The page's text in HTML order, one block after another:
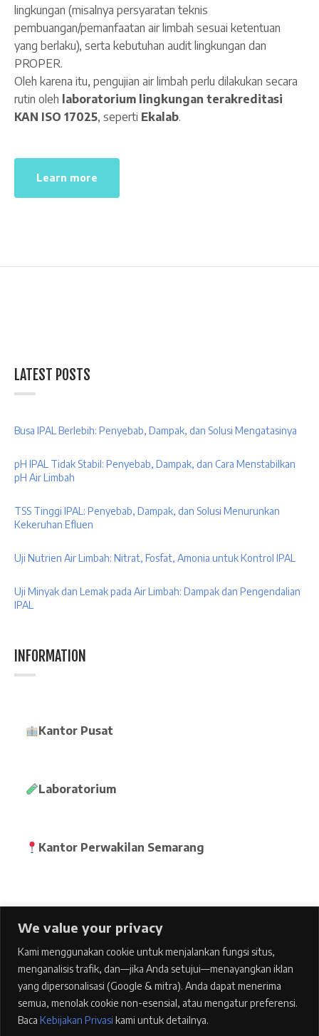
We value your privacy
Kami menggunakan cookie untuk menjalankan fungsi situs,
menganalisis trafik, dan—jika Anda setujui—menayangkan iklan
yang dipersonalisasi (Google & mitra). Anda dapat menerima
semua, menolak cookie non-esensial, atau mengatur preferensi.
Baca Kebijakan Privasi kami untuk detailnya.
lingkungan (misalnya persyaratan teknis
pembuangan/pemanfaatan air limbah sesuai ketentuan
yang berlaku), serta kebutuhan audit lingkungan dan
PROPER.
Oleh karena itu, pengujian air limbah perlu dilakukan secara
rutin oleh laboratorium lingkungan terakreditasi
KAN ISO 17025, seperti Ekalab.
Learn more
LATEST POSTS
Busa IPAL Berlebih: Penyebab, Dampak, dan Solusi Mengatasinya
pH IPAL Tidak Stabil: Penyebab, Dampak, dan Cara Menstabilkan
pH Air Limbah
TSS Tinggi IPAL: Penyebab, Dampak, dan Solusi Menurunkan
Kekeruhan Efluen
Uji Nutrien Air Limbah: Nitrat, Fosfat, Amonia untuk Kontrol IPAL
Uji Minyak dan Lemak pada Air Limbah: Dampak dan Pengendalian
IPAL
INFORMATION
Kantor Pusat
Laboratorium
Kantor Perwakilan Semarang
Home
pages
Features
Blog